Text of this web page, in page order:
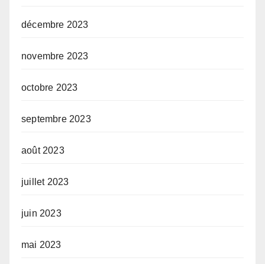
décembre 2023
novembre 2023
octobre 2023
septembre 2023
août 2023
juillet 2023
juin 2023
mai 2023